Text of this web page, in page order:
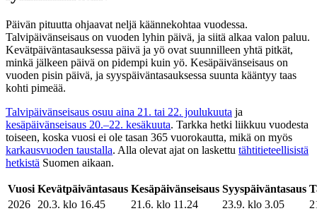
Päivän pituutta ohjaavat neljä käännekohtaa vuodessa.
Talvipäivänseisaus on vuoden lyhin päivä, ja siitä alkaa valon paluu.
Kevätpäiväntasauksessa päivä ja yö ovat suunnilleen yhtä pitkät,
minkä jälkeen päivä on pidempi kuin yö. Kesäpäivänseisaus on
vuoden pisin päivä, ja syyspäiväntasauksessa suunta kääntyy taas
kohti pimeää.
Talvipäivänseisaus osuu aina 21. tai 22. joulukuuta ja
kesäpäivänseisaus 20.–22. kesäkuuta. Tarkka hetki liikkuu vuodesta
toiseen, koska vuosi ei ole tasan 365 vuorokautta, mikä on myös
karkausvuoden taustalla. Alla olevat ajat on laskettu tähtitieteellisistä
hetkistä Suomen aikaan.
Vuosi Kevätpäiväntasaus Kesäpäivänseisaus Syyspäiväntasaus
2026
20.3. klo 16.45 21.6. klo 11.24 23.9. klo 3.05